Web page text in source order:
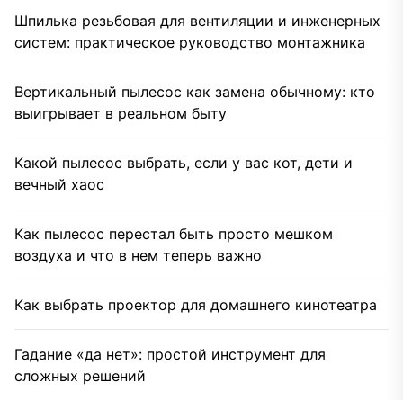
Шпилька резьбовая для вентиляции и инженерных
систем: практическое руководство монтажника
Вертикальный пылесос как замена обычному: кто
выигрывает в реальном быту
Какой пылесос выбрать, если у вас кот, дети и
вечный хаос
Как пылесос перестал быть просто мешком
воздуха и что в нем теперь важно
Как выбрать проектор для домашнего кинотеатра
Гадание «да нет»: простой инструмент для
сложных решений